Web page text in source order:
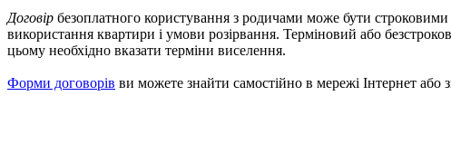
Договір безоплатного користування з родичами може бути
використання квартири і умови розірвання. Терміновий або
цьому необхідно вказати терміни виселення.
Форми договорів ви можете знайти самостійно в мережі Інтернет або